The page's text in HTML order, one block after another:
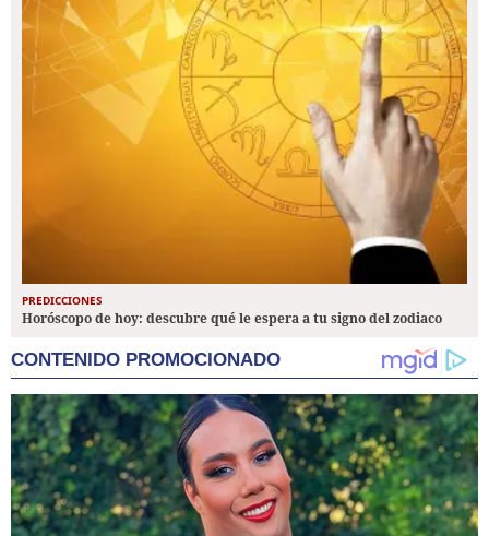
PREDICCIONES
Horóscopo de hoy: descubre qué le espera a tu signo del zodiaco
CONTENIDO PROMOCIONADO